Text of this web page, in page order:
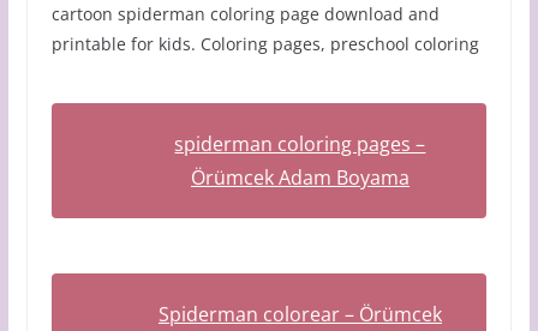
cartoon spiderman coloring page download and
printable for kids. Coloring pages, preschool coloring
spiderman coloring pages –
Örümcek Adam Boyama
Spiderman colorear – Örümcek